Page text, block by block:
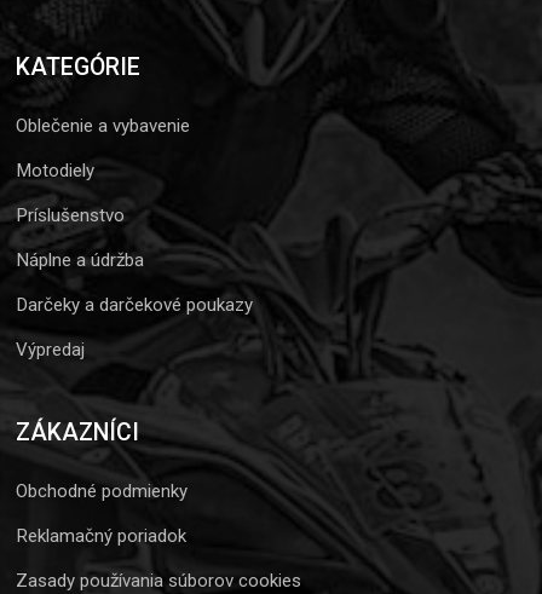
KATEGÓRIE
Oblečenie a vybavenie
Motodiely
Príslušenstvo
Náplne a údržba
Darčeky a darčekové poukazy
Výpredaj
ZÁKAZNÍCI
Obchodné podmienky
Reklamačný poriadok
Zasady používania súborov cookies